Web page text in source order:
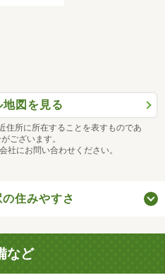
図を見る
住所に所在することを表すものであ
ございます。
社にお問い合わせください。
住みやすさ
など